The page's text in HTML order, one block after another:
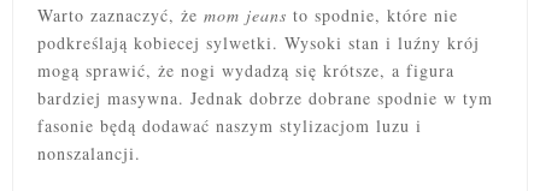
Warto zaznaczyć, że mom jeans to spodnie, które nie
podkreślają kobiecej sylwetki. Wysoki stan i luźny krój
mogą sprawić, że nogi wydadzą się krótsze, a figura
bardziej masywna. Jednak dobrze dobrane spodnie w tym
fasonie będą dodawać naszym stylizacjom luzu i
nonszalancji.